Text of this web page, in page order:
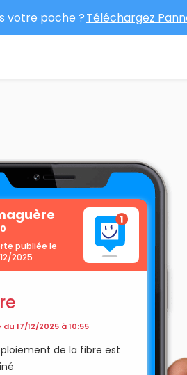
votre poche ?Téléchargez
publiée le
2025
17/12/2025 à 10:55
de la fibre est